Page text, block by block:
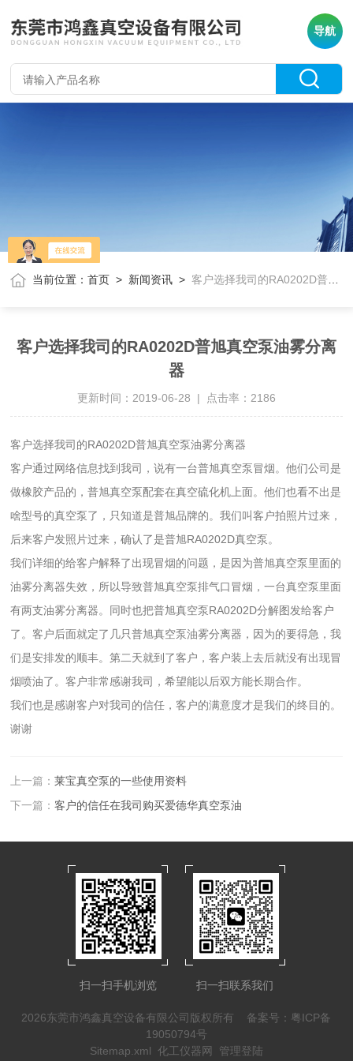
导航
当前位置：首页 > 新闻资讯 >客户选择我司的RA0202D普旭真空泵油雾分离器
客户选择我司的RA0202D普旭真空泵油雾分离
器
更新时间：2019-06-28 | 点击率：2186
客户选择我司的RA0202D普旭真空泵油雾分离器
客户通过网络信息找到我司，说有一台普旭真空泵冒烟。他们公司是
做橡胶产品的，普旭真空泵配套在真空硫化机上面。他们也看不出是
啥型号的真空泵了，只知道是普旭品牌的。我们叫客户拍照片过来，
后来客户发照片过来，确认了是普旭RA0202D真空泵。
我们详细的给客户解释了出现冒烟的问题，是因为普旭真空泵里面的
油雾分离器失效，所以导致普旭真空泵排气口冒烟，一台真空泵里面
有两支油雾分离器。同时也把普旭真空泵RA0202D分解图发给客户
了。客户后面就定了几只普旭真空泵油雾分离器，因为的要得急，我
们是安排发的顺丰。第二天就到了客户，客户装上去后就没有出现冒
烟喷油了。客户非常感谢我司，希望能以后双方能长期合作。
我们也是感谢客户对我司的信任，客户的满意度才是我们的终目的。
谢谢
上一篇：莱宝真空泵的一些使用资料
下一篇：客户的信任在我司购买爱德华真空泵油
扫一扫手机浏览 扫一扫联系我们
2026东莞市鸿鑫真空设备有限公司版权所有 备案号：粤ICP备
19050794号
Sitemap.xml 化工仪器网 管理登陆